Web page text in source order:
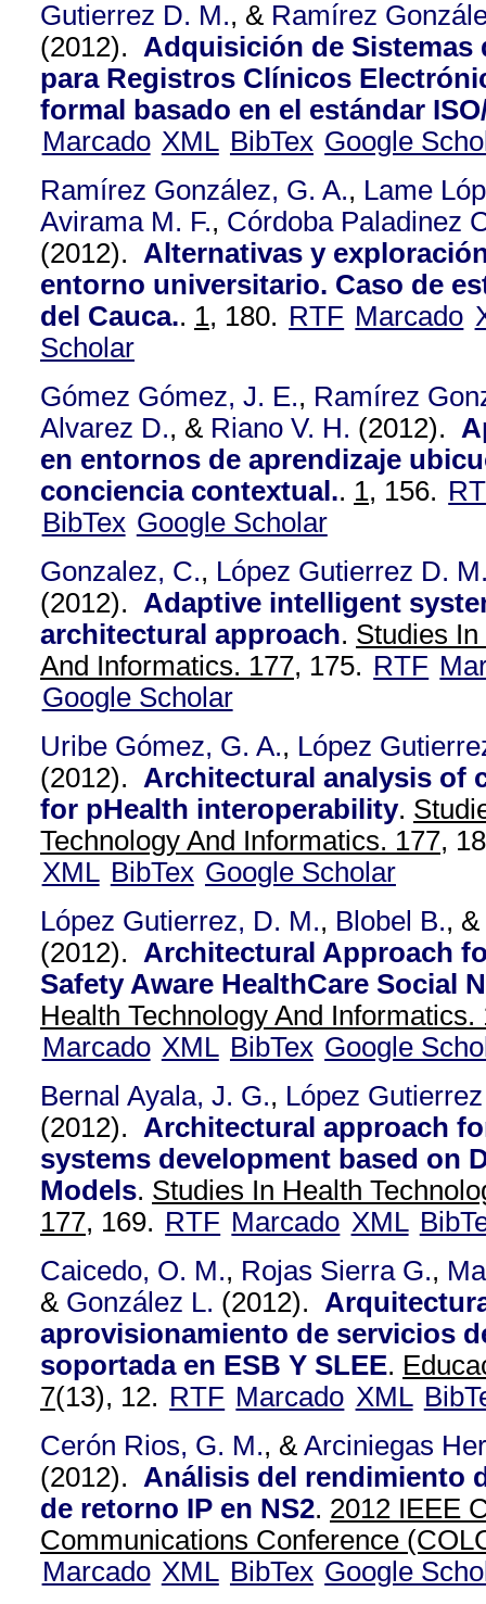
Gutierrez D. M., & Ramírez
(2012). Adquisición de Sistemas
para Registros Clínicos
formal basado en el estándar
Marcado XML BibTex Google
Ramírez González, G. A., Lame
Avirama M. F., Córdoba Paladinez
(2012). Alternativas y
entorno universitario. Caso de
del Cauca.. 1, 180. RTF Marcado
Scholar
Gómez Gómez, J. E., Ramírez
Alvarez D., & Riano V. H. (2012).
en entornos de aprendizaje
conciencia contextual.. 1, 156.
BibTex Google Scholar
Gonzalez, C., López Gutierrez D.
(2012). Adaptive intelligent
architectural approach. Studies
And Informatics. 177, 175. RTF
Google Scholar
Uribe Gómez, G. A., López
(2012). Architectural analysis of
for pHealth interoperability.
Technology And Informatics. 177,
XML BibTex Google Scholar
López Gutierrez, D. M., Blobel B., &
(2012). Architectural Approach
Safety Aware HealthCare Social
Health Technology And Informatics.
Marcado XML BibTex Google
Bernal Ayala, J. G., López
(2012). Architectural approach
systems development based on
Models. Studies In Health
177, 169. RTF Marcado XML
Caicedo, O. M., Rojas Sierra G.,
& González L. (2012).
aprovisionamiento de servicios
soportada en ESB Y SLEE.
7(13), 12. RTF Marcado XML
Cerón Rios, G. M., & Arciniegas
(2012). Análisis del rendimiento
de retorno IP en NS2. 2012 IEEE
Communications Conference
Marcado XML BibTex Google